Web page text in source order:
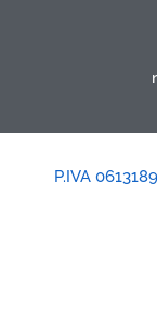
P.IVA